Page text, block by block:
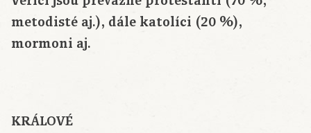
metodisté aj.), dále katolíci (20 %),
mormoni aj.
KRÁLOVÉ